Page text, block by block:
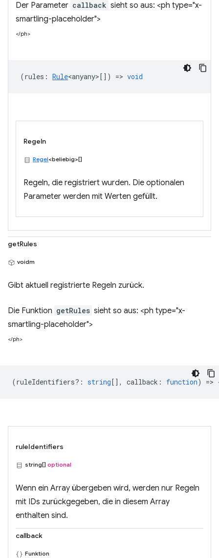
Der Parameter callback sieht so aus: <ph type="x-
smartling-placeholder">
</ph>
(rules : Rule<anyany> []) => void
Regeln
Regel<beliebig>[]
Regeln, die registriert wurden. Die optionalen
Parameter werden mit Werten gefüllt.
getRules
voidm
Gibt aktuell registrierte Regeln zurück.
Die Funktion getRules sieht so aus: <ph type="x-
smartling-placeholder">
</ph>
(ruleIdentifiers? : string [], callback : function)
ruleIdentifiers
string[] optional
Wenn ein Array übergeben wird, werden nur Regeln
mit IDs zurückgegeben, die in diesem Array
enthalten sind.
callback
Funktion